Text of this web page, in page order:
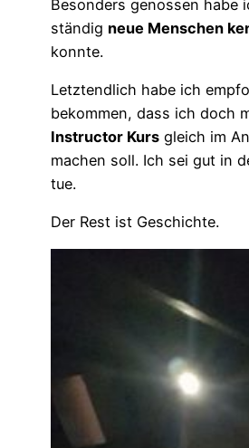
Besonders genossen habe
ständig neue Menschen
konnte.
Letztendlich habe ich
bekommen, dass ich doch
Instructor Kurs gleich im
machen soll. Ich sei gut in
tue.
Der Rest ist Geschichte.